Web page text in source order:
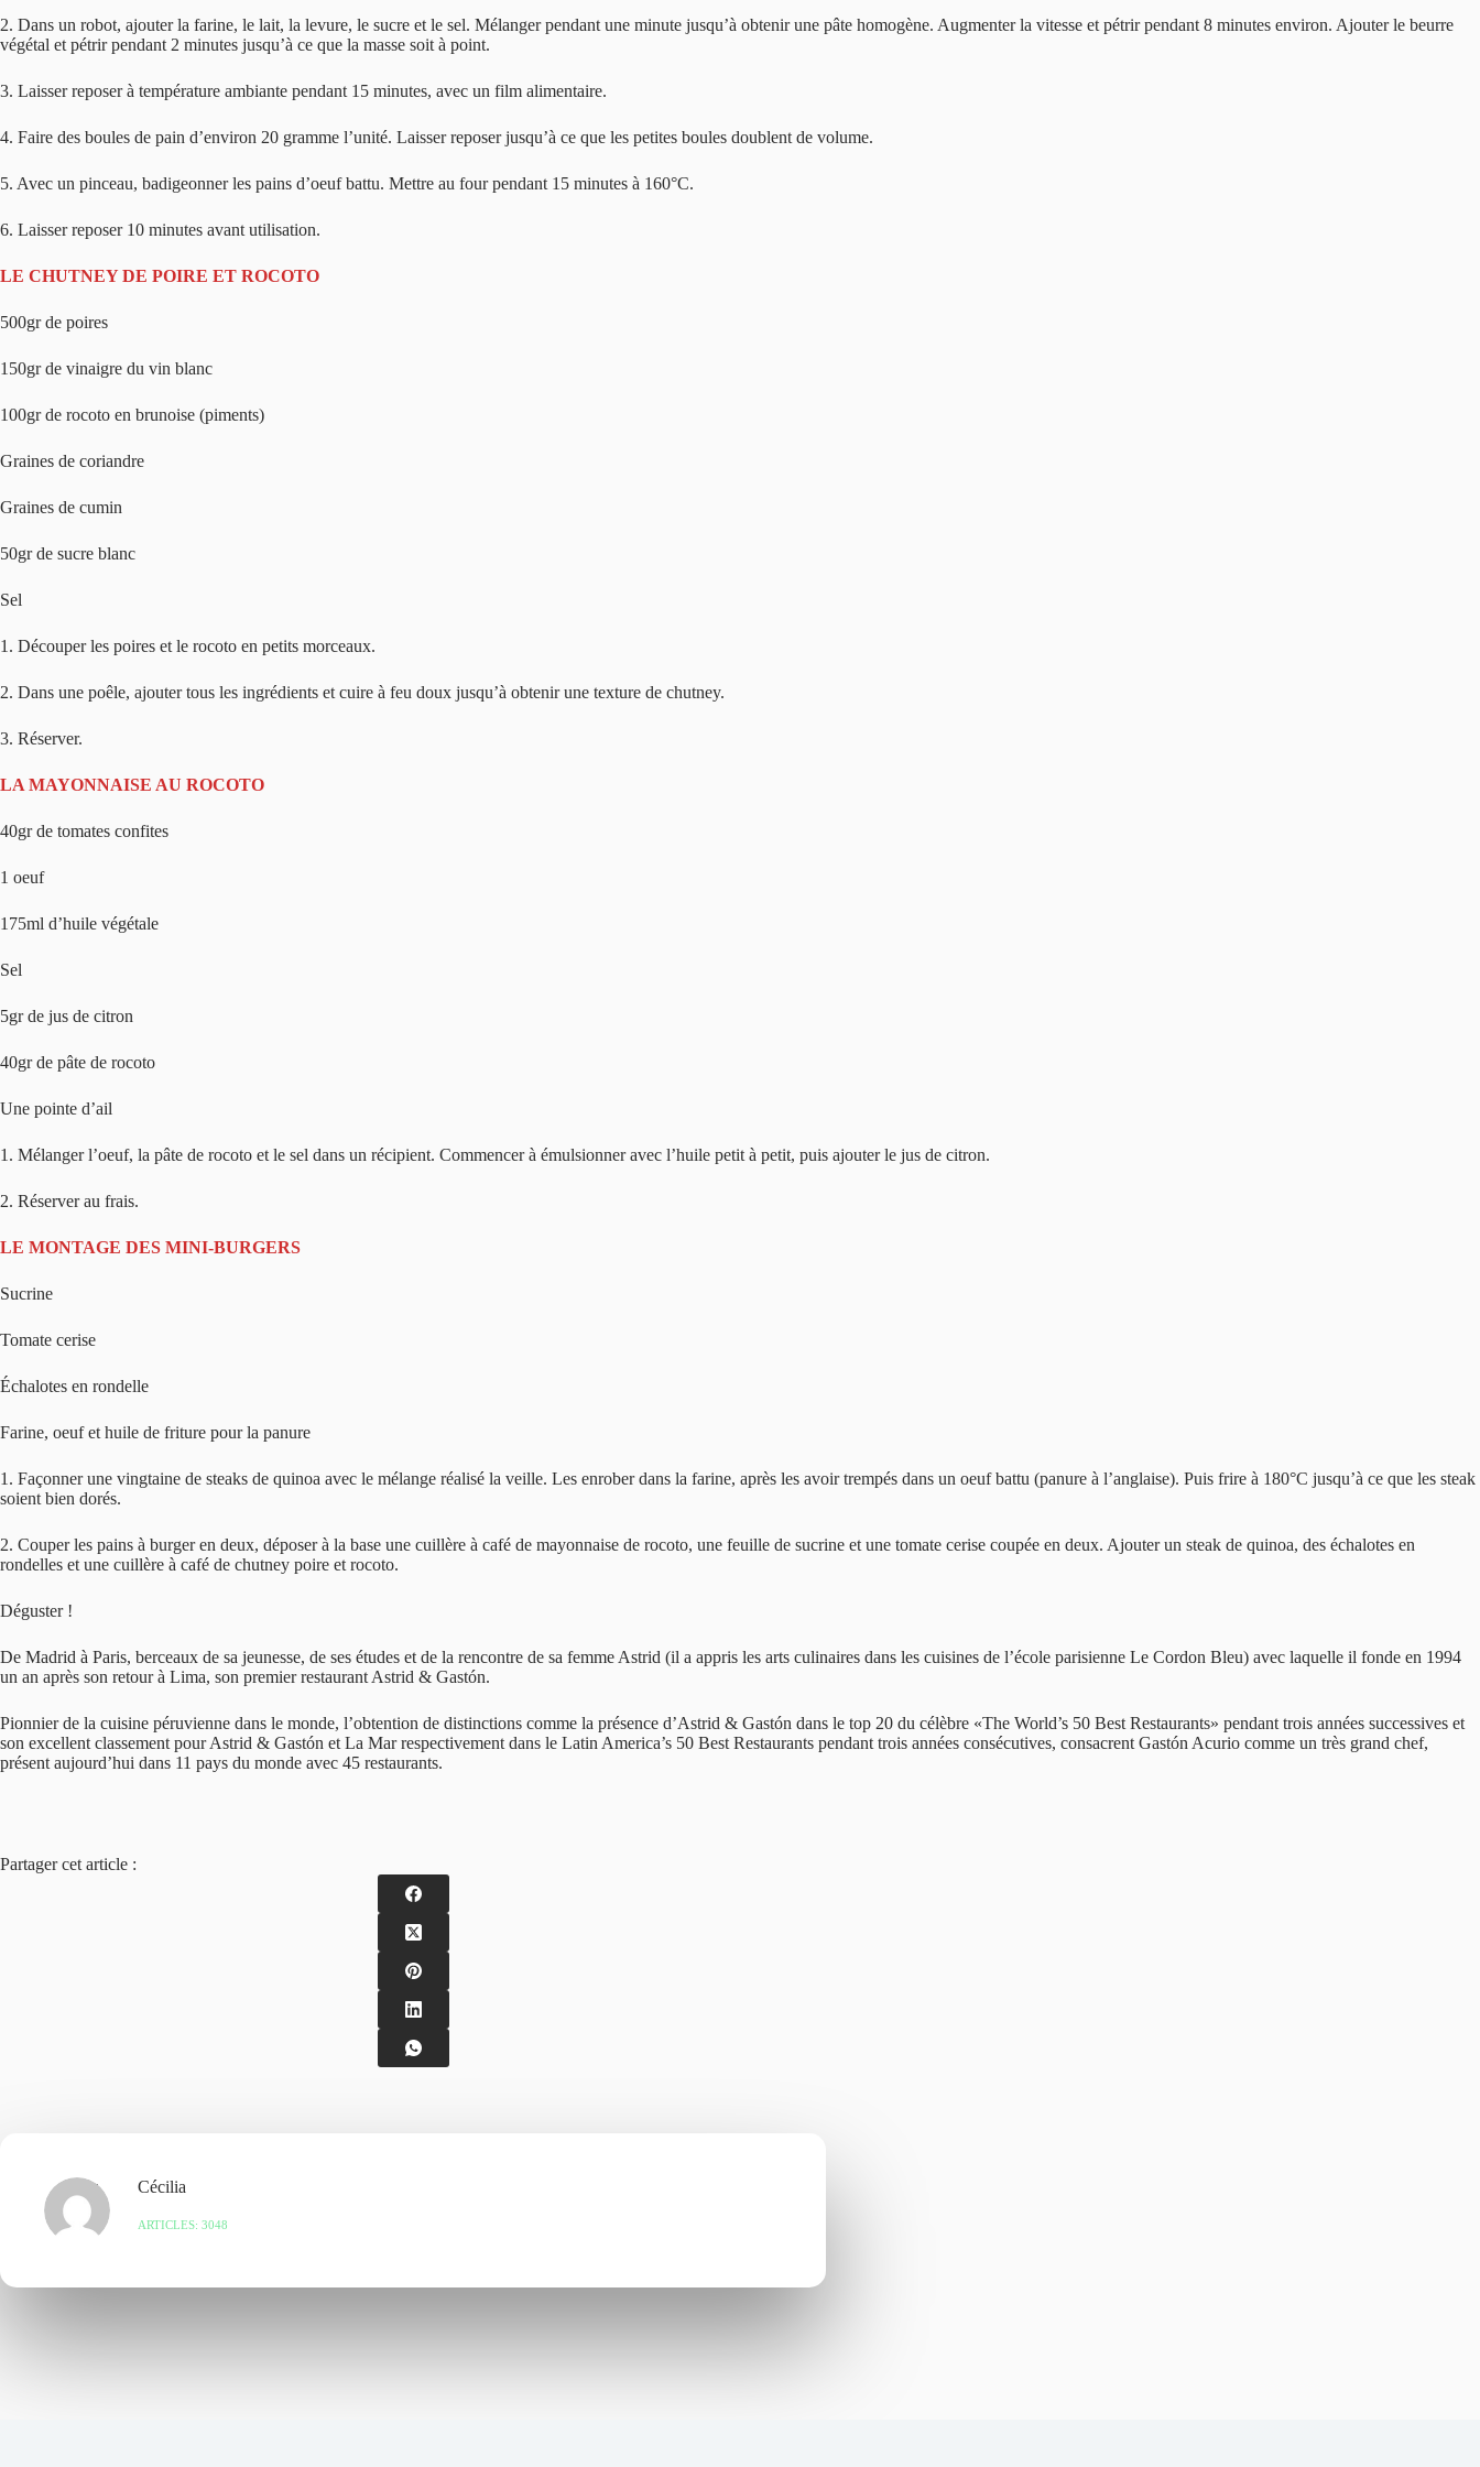
2. Dans un robot, ajouter la farine, le lait, la levure, le sucre et le sel. Mélanger pendant une minute jusqu’à obtenir une pâte homogène. Augmenter la vitesse et pétrir pendant 8 minutes environ. Ajouter le beurre
végétal et pétrir pendant 2 minutes jusqu’à ce que la masse soit à point.
3. Laisser reposer à température ambiante pendant 15 minutes, avec un film alimentaire.
4. Faire des boules de pain d’environ 20 gramme l’unité. Laisser reposer jusqu’à ce que les petites boules doublent de volume.
5. Avec un pinceau, badigeonner les pains d’oeuf battu. Mettre au four pendant 15 minutes à 160°C.
6. Laisser reposer 10 minutes avant utilisation.
LE CHUTNEY DE POIRE ET ROCOTO
500gr de poires
150gr de vinaigre du vin blanc
100gr de rocoto en brunoise (piments)
Graines de coriandre
Graines de cumin
50gr de sucre blanc
Sel
1. Découper les poires et le rocoto en petits morceaux.
2. Dans une poêle, ajouter tous les ingrédients et cuire à feu doux jusqu’à obtenir une texture de chutney.
3. Réserver.
LA MAYONNAISE AU ROCOTO
40gr de tomates confites
1 oeuf
175ml d’huile végétale
Sel
5gr de jus de citron
40gr de pâte de rocoto
Une pointe d’ail
1. Mélanger l’oeuf, la pâte de rocoto et le sel dans un récipient. Commencer à émulsionner avec l’huile petit à petit, puis ajouter le jus de citron.
2. Réserver au frais.
LE MONTAGE DES MINI-BURGERS
Sucrine
Tomate cerise
Échalotes en rondelle
Farine, oeuf et huile de friture pour la panure
1. Façonner une vingtaine de steaks de quinoa avec le mélange réalisé la veille. Les enrober dans la farine, après les avoir trempés dans un oeuf battu (panure à l’anglaise). Puis frire à 180°C jusqu’à ce que les steak
soient bien dorés.
2. Couper les pains à burger en deux, déposer à la base une cuillère à café de mayonnaise de rocoto, une feuille de sucrine et une tomate cerise coupée en deux. Ajouter un steak de quinoa, des échalotes en
rondelles et une cuillère à café de chutney poire et rocoto.
Déguster !
De Madrid à Paris, berceaux de sa jeunesse, de ses études et de la rencontre de sa femme Astrid (il a appris les arts culinaires dans les cuisines de l’école parisienne Le Cordon Bleu) avec laquelle il fonde en 1994
un an après son retour à Lima, son premier restaurant Astrid & Gastón.
Pionnier de la cuisine péruvienne dans le monde, l’obtention de distinctions comme la présence d’Astrid & Gastón dans le top 20 du célèbre «The World’s 50 Best Restaurants» pendant trois années successives et
son excellent classement pour Astrid & Gastón et La Mar respectivement dans le Latin America’s 50 Best Restaurants pendant trois années consécutives, consacrent Gastón Acurio comme un très grand chef,
présent aujourd’hui dans 11 pays du monde avec 45 restaurants.
Partager cet article :
Cécilia
ARTICLES: 3048